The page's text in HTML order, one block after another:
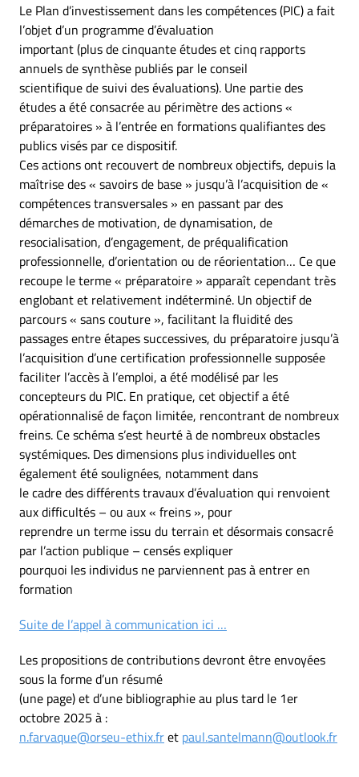
Le Plan d’investissement dans les compétences (PIC) a fait
l’objet d’un programme d’évaluation
important (plus de cinquante études et cinq rapports
annuels de synthèse publiés par le conseil
scientifique de suivi des évaluations). Une partie des
études a été consacrée au périmètre des actions «
préparatoires » à l’entrée en formations qualifiantes des
publics visés par ce dispositif.
Ces actions ont recouvert de nombreux objectifs, depuis la
maîtrise des « savoirs de base » jusqu’à l’acquisition de «
compétences transversales » en passant par des
démarches de motivation, de dynamisation, de
resocialisation, d’engagement, de préqualification
professionnelle, d’orientation ou de réorientation… Ce que
recoupe le terme « préparatoire » apparaît cependant très
englobant et relativement indéterminé. Un objectif de
parcours « sans couture », facilitant la fluidité des
passages entre étapes successives, du préparatoire jusqu’à
l’acquisition d’une certification professionnelle supposée
faciliter l’accès à l’emploi, a été modélisé par les
concepteurs du PIC. En pratique, cet objectif a été
opérationnalisé de façon limitée, rencontrant de nombreux
freins. Ce schéma s’est heurté à de nombreux obstacles
systémiques. Des dimensions plus individuelles ont
également été soulignées, notamment dans
le cadre des différents travaux d’évaluation qui renvoient
aux difficultés – ou aux « freins », pour
reprendre un terme issu du terrain et désormais consacré
par l’action publique – censés expliquer
pourquoi les individus ne parviennent pas à entrer en
formation
Suite de l’appel à communication ici …
Les propositions de contributions devront être envoyées
sous la forme d’un résumé
(une page) et d’une bibliographie au plus tard le 1er
octobre 2025 à :
n.farvaque@orseu-ethix.fret paul.santelmann@outlook.fr